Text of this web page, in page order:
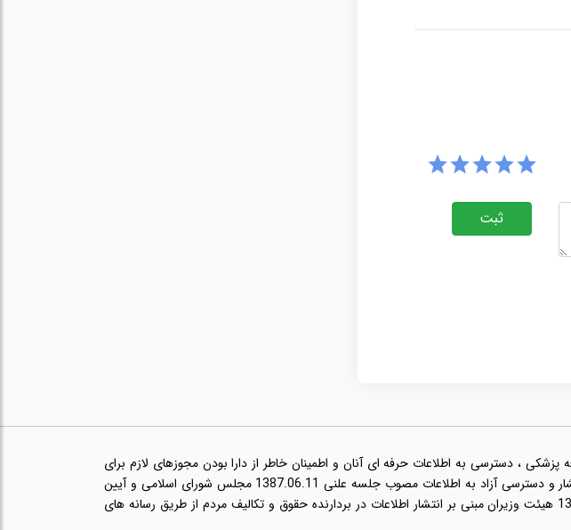
ثبت
، دسترسی به اطلاعات حرفه ای آنان و اطمینان خاطر از دارا بودن مجوزهای لازم برای
ارائه خدمات حرفه ای مانند پروانه طبابت و در راستای اجرای قانون انتشار و دسترسی آزاد به اطلاعات مصوب جلسه علنی 1387.06.11 مجلس شورای اسلامی و آیین
نامه اجرایی قانون انتشار و دسترسی آزاد به اطلاعات مصوب 1393.08.21 هیئت وزیران مبنی بر انتشار اطلاعات در بردارنده حقوق و تکالیف مردم از طریق رسانه های